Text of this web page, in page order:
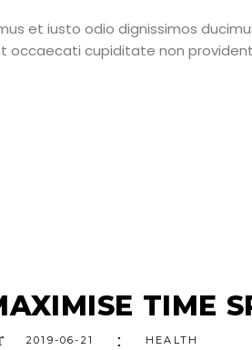
et iusto odio dignissimos
occaecati cupiditate non
TIME
2019-06-21 HEALTH